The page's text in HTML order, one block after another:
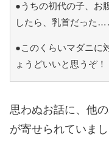
●うちの初代の子、お
したら、乳首だっ
●このくらいマダニに
ょうどいいと思うぞ！
思わぬお話に、他
が寄せられていまし